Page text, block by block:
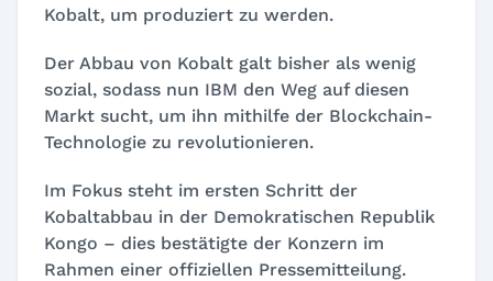
Kobalt, um produziert zu werden.
Der Abbau von Kobalt galt bisher als wenig
sozial, sodass nun IBM den Weg auf diesen
Markt sucht, um ihn mithilfe der Blockchain-
Technologie zu revolutionieren.
Im Fokus steht im ersten Schritt der
Kobaltabbau in der Demokratischen Republik
Kongo – dies bestätigte der Konzern im
Rahmen einer offiziellen Pressemitteilung.